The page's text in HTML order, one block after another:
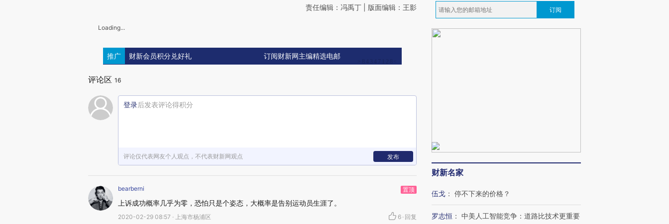
责任编辑：冯禹丁 | 版面编辑：王影
Loading...
推广 财新会员积分兑好礼 订阅财新网主编精选电邮
评论区 16
登录后发表评论得积分
评论仅代表网友个人观点，不代表财新网观点 发布
bearberni 置顶
上诉成功概率几乎为零，恐怕只是个姿态，大概率是告别运动员生涯了。
2020-02-29 08:57 · 上海市杨浦区 6 · 回复
订阅
财新名家
伍戈 ： 停不下来的价格？
罗志恒 ： 中美人工智能竞争：道路比技术更重要